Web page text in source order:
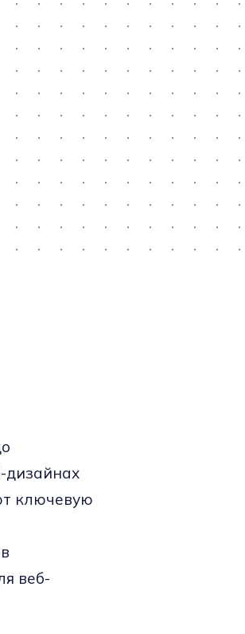
дизайнах
ключевую
веб-